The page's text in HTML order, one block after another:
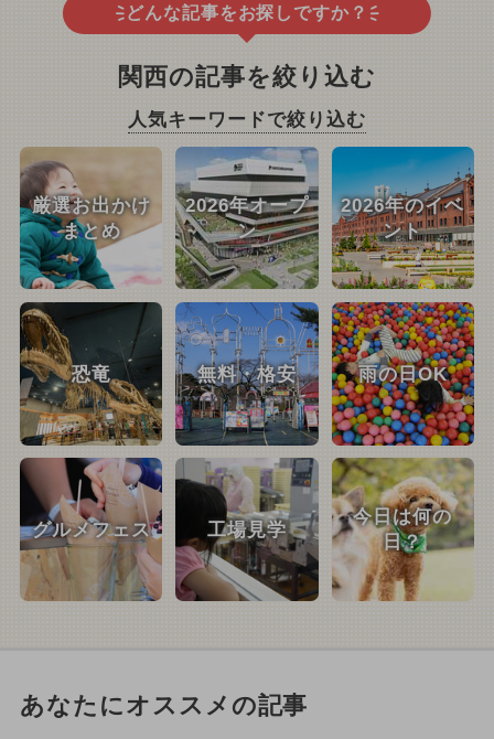
どんな記事をお探しですか？
関西の記事を絞り込む
人気キーワードで絞り込む
厳選お出かけ
まとめ
2026年オープ
ン
2026年のイベ
ント
恐竜 無料・格安 雨の日OK
グルメフェス 工場見学
今日は何の
日？
あなたにオススメの記事